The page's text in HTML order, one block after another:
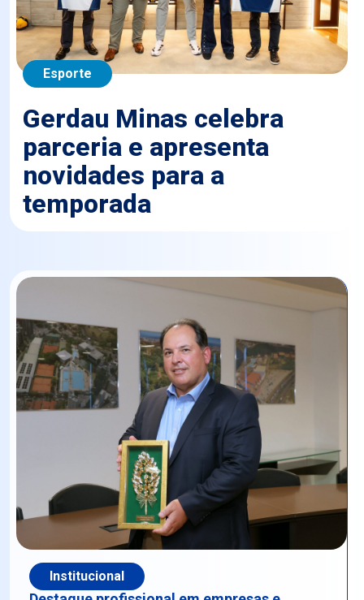
Esporte
Gerdau Minas celebra
parceria e apresenta
novidades para a
temporada
Institucional